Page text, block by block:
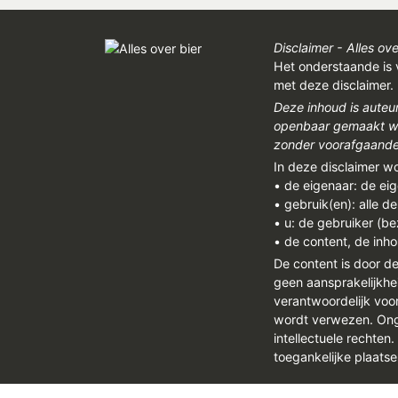
Disclaimer - Alles
Het onderstaande is
met deze disclaimer.
Deze inhoud is
openbaar gemaakt
zonder
In deze disclaimer
• de eigenaar: de
• gebruik(en): alle
• u: de gebruiker
• de content, de
De content is door
geen
verantwoordelijk
wordt verwezen.
intellectuele
toegankelijke